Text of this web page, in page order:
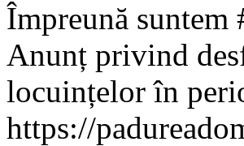
Împreună
Anunț privind
locuințelor în
https://